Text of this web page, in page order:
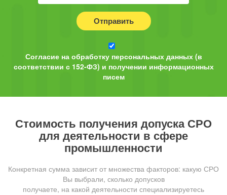
Отправить
Согласие на обработку персональных данных (в
соответствии с 152-ФЗ) и получении информационных
писем
Стоимость получения допуска СРО
для деятельности в сфере
промышленности
Конкретная сумма зависит от множества факторов: какую СРО
Вы выбрали, сколько допусков
получаете, на какой деятельности специализируетесь